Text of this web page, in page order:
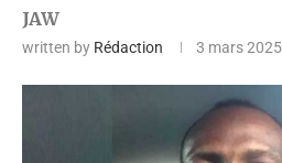
JAW
written by Rédaction 3 mars 2025